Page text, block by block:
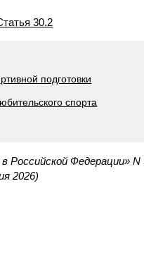
30.2
подготовки
спорта
Российской Федерации»
2026)